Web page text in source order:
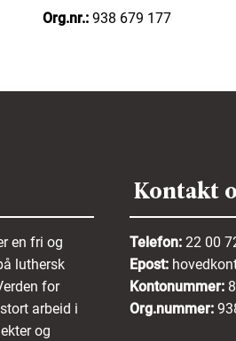
Org.nr.:938 679 177
en fri og
luthersk
for
arbeid i
og
Kontakt
Telefon: 22 00
Epost:
Kontonummer:
Org.nummer: